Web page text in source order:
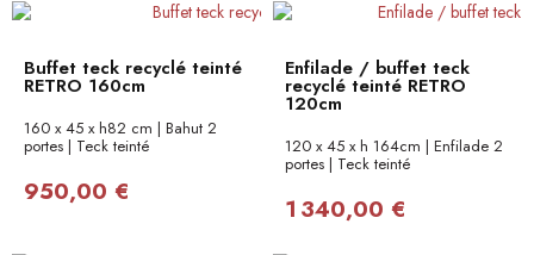
Buffet teck recyclé teinté
RETRO 160cm
160 x 45 x h82 cm | Bahut 2
portes | Teck teinté
950,00 €
Enfilade / buffet teck
recyclé teinté RETRO
120cm
120 x 45 x h 164cm | Enfilade 2
portes | Teck teinté
1 340,00 €